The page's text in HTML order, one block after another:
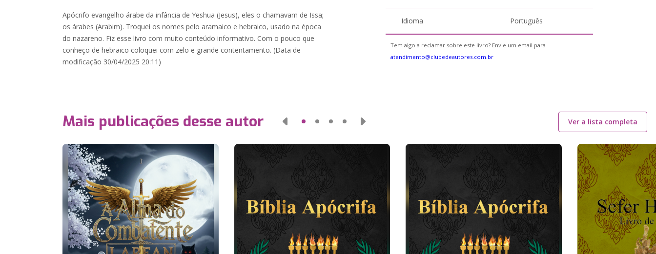
Apócrifo evangelho árabe da infância de Yeshua (Jesus), eles o chamavam de Issa;
os árabes (Arabim). Troquei os nomes pelo aramaico e hebraico, usado na época
do nazareno. Fiz esse livro com muito conteúdo informativo. Com o pouco que
conheço de hebraico coloquei com zelo e grande contentamento. (Data de
modificação 30/04/2025 20:11)
Idioma Português
Tem algo a reclamar sobre este livro? Envie um email para
atendimento@clubedeautores.com.br
Mais publicações desse autor Ver a lista completa